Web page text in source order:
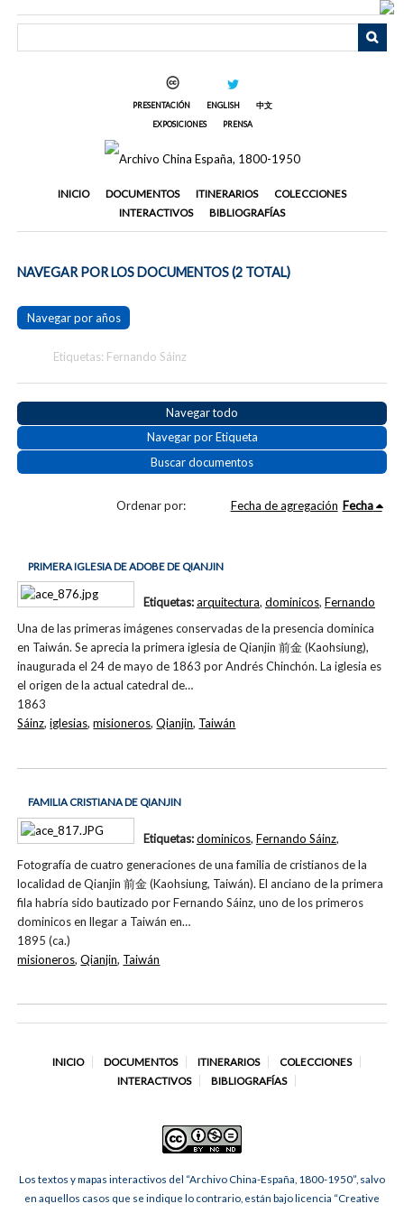
PRESENTACIÓN ENGLISH
中文
EXPOSICIONES
PRENSA
INICIO DOCUMENTOS ITINERARIOS
COLECCIONES
INTERACTIVOS
BIBLIOGRAFÍAS
NAVEGAR POR LOS DOCUMENTOS (2 TOTAL)
Navegar por años
Etiquetas: Fernando Sáinz
Navegar todo
Navegar por Etiqueta
Buscar documentos
Ordenar por: Fecha de agregación Fecha
PRIMERA IGLESIA DE ADOBE DE QIANJIN
Una de las primeras imágenes conservadas de la presencia dominica
en Taiwán. Se aprecia la primera iglesia de Qianjin 前金 (Kaohsiung),
inaugurada el 24 de mayo de 1863 por Andrés Chinchón. La iglesia es
el origen de la actual catedral de…
1863
Etiquetas:arquitectura, dominicos, Fernando
Sáinz,iglesias,misioneros,Qianjin, Taiwán
FAMILIA CRISTIANA DE QIANJIN
Fotografía de cuatro generaciones de una familia de cristianos de la
localidad de Qianjin 前金 (Kaohsiung, Taiwán). El anciano de la primera
fila habría sido bautizado por Fernando Sáinz, uno de los primeros
dominicos en llegar a Taiwán en…
1895 (ca.)
Etiquetas:dominicos, Fernando Sáinz,
misioneros,Qianjin, Taiwán
INICIO DOCUMENTOS ITINERARIOS
COLECCIONES
INTERACTIVOS
BIBLIOGRAFÍAS
Los textos y mapas interactivos del “Archivo China-España, 1800-1950”, salvo
en aquellos casos que se indique lo contrario, están bajo licencia “Creative